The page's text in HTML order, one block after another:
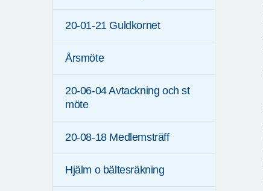
20-01-21 Guldkornet
Årsmöte
20-06-04 Avtackning och st
möte
20-08-18 Medlemsträff
Hjälm o bältesräkning